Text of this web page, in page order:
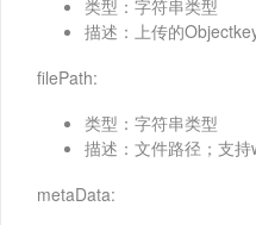
类型：字符串类型
描述：上传的
filePath:
类型：字符串类型
描述：文件路径；支
metaData: